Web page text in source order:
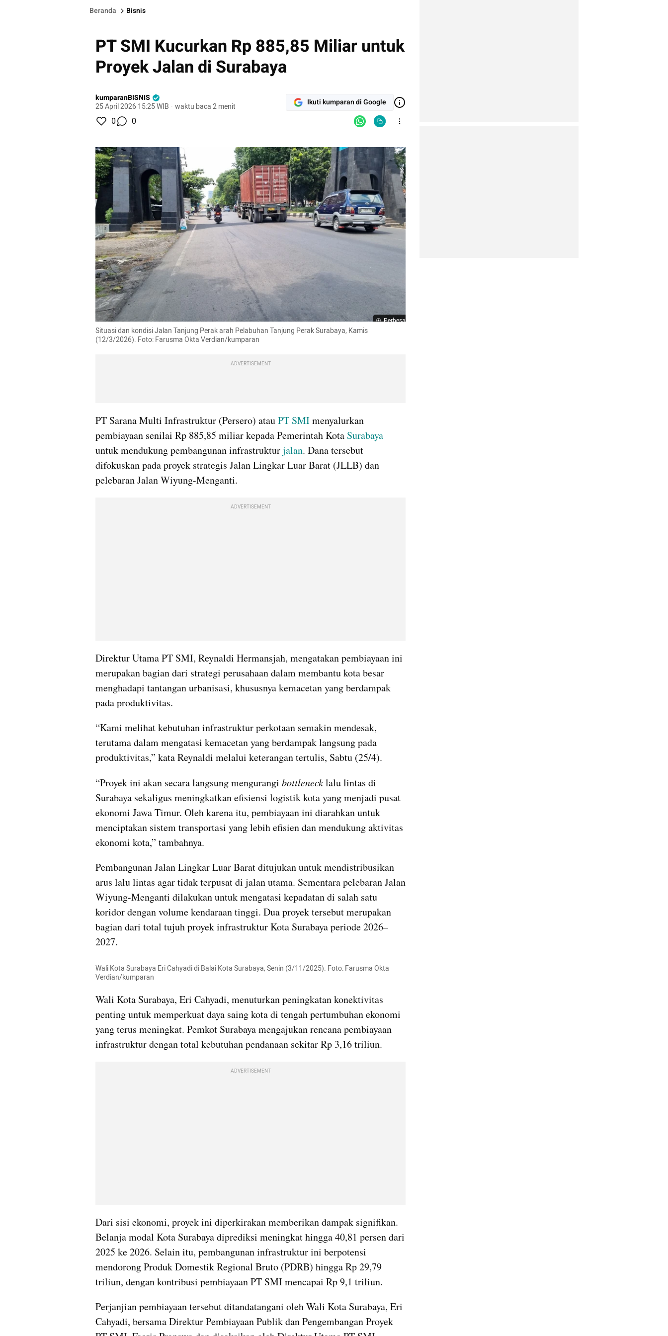
Beranda Bisnis
PT SMI Kucurkan Rp 885,85 Miliar untuk
Proyek Jalan di Surabaya
kumparanBISNIS
25 April 2026 15:25 WIB · waktu baca 2 menit Ikuti kumparan di Google
0 0
Perbesar
Situasi dan kondisi Jalan Tanjung Perak arah Pelabuhan Tanjung Perak Surabaya, Kamis
(12/3/2026). Foto: Farusma Okta Verdian/kumparan
ADVERTISEMENT
PT Sarana Multi Infrastruktur (Persero) atau PT SMI menyalurkan
pembiayaan senilai Rp 885,85 miliar kepada Pemerintah Kota Surabaya
untuk mendukung pembangunan infrastruktur jalan. Dana tersebut
difokuskan pada proyek strategis Jalan Lingkar Luar Barat (JLLB) dan
pelebaran Jalan Wiyung-Menganti.
ADVERTISEMENT
Direktur Utama PT SMI, Reynaldi Hermansjah, mengatakan pembiayaan ini
merupakan bagian dari strategi perusahaan dalam membantu kota besar
menghadapi tantangan urbanisasi, khususnya kemacetan yang berdampak
pada produktivitas.
“Kami melihat kebutuhan infrastruktur perkotaan semakin mendesak,
terutama dalam mengatasi kemacetan yang berdampak langsung pada
produktivitas,” kata Reynaldi melalui keterangan tertulis, Sabtu (25/4).
“Proyek ini akan secara langsung mengurangi bottleneck lalu lintas di
Surabaya sekaligus meningkatkan efisiensi logistik kota yang menjadi pusat
ekonomi Jawa Timur. Oleh karena itu, pembiayaan ini diarahkan untuk
menciptakan sistem transportasi yang lebih efisien dan mendukung aktivitas
ekonomi kota,” tambahnya.
Pembangunan Jalan Lingkar Luar Barat ditujukan untuk mendistribusikan
arus lalu lintas agar tidak terpusat di jalan utama. Sementara pelebaran Jalan
Wiyung-Menganti dilakukan untuk mengatasi kepadatan di salah satu
koridor dengan volume kendaraan tinggi. Dua proyek tersebut merupakan
bagian dari total tujuh proyek infrastruktur Kota Surabaya periode 2026–
2027.
Wali Kota Surabaya Eri Cahyadi di Balai Kota Surabaya, Senin (3/11/2025). Foto: Farusma Okta
Verdian/kumparan
Wali Kota Surabaya, Eri Cahyadi, menuturkan peningkatan konektivitas
penting untuk memperkuat daya saing kota di tengah pertumbuhan ekonomi
yang terus meningkat. Pemkot Surabaya mengajukan rencana pembiayaan
infrastruktur dengan total kebutuhan pendanaan sekitar Rp 3,16 triliun.
ADVERTISEMENT
Dari sisi ekonomi, proyek ini diperkirakan memberikan dampak signifikan.
Belanja modal Kota Surabaya diprediksi meningkat hingga 40,81 persen dari
2025 ke 2026. Selain itu, pembangunan infrastruktur ini berpotensi
mendorong Produk Domestik Regional Bruto (PDRB) hingga Rp 29,79
triliun, dengan kontribusi pembiayaan PT SMI mencapai Rp 9,1 triliun.
Perjanjian pembiayaan tersebut ditandatangani oleh Wali Kota Surabaya, Eri
Cahyadi, bersama Direktur Pembiayaan Publik dan Pengembangan Proyek